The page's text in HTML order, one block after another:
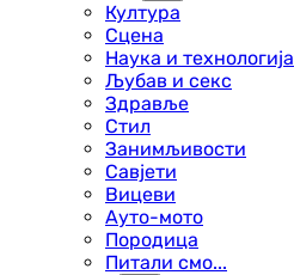
Култура
Сцена
Наука и технологија
Љубав и секс
Здравље
Стил
Занимљивости
Савјети
Вицеви
Ауто-мото
Породица
Питали смо...